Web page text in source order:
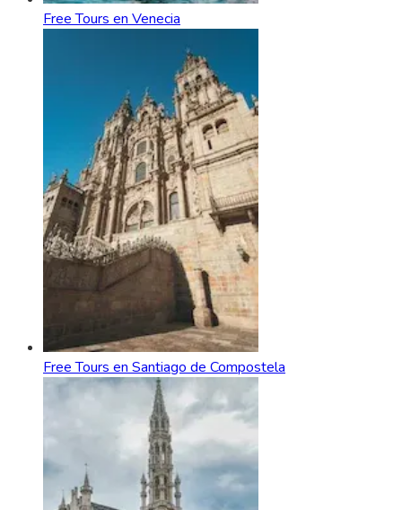
Free Tours en Venecia
Free Tours en Santiago de Compostela